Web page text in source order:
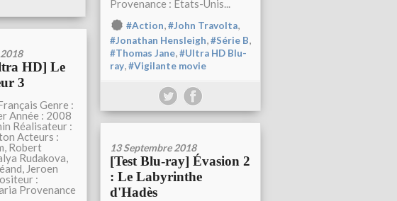
Provenance : États-Unis...
#Action,#John Travolta,
#Jonathan Hensleigh,#Série B,
#Thomas Jane,#Ultra HD Blu-
ray,#Vigilante movie
HD] Le
3
Genre :
Année : 2008
Réalisateur :
Acteurs :
Robert
Rudakova,
Jeroen
:
Provenance
13 Septembre 2018
[Test Blu-ray] Évasion 2
: Le Labyrinthe
d'Hadès